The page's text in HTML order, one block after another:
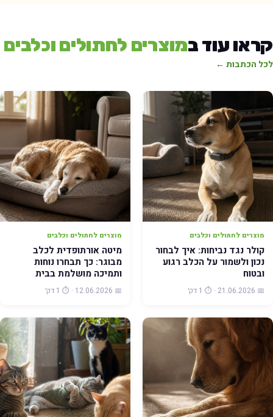
עוד במוצרים לחתולים וכלבים
הכתבות ←
מוצרים לחתולים וכלבים
קולר נגד נביחות: איך לבחור
נכון ולשמור על הכלב רגוע
ובטוח
📅 21.06.2026 · ⏱️ 1 דק׳
מוצרים לחתולים וכלבים
מיטה אורתופדית לכלב
מבוגר: כך תבחרו נוחות
ותמיכה מושלמת בבית
📅 12.06.2026 · ⏱️ 1 דק׳